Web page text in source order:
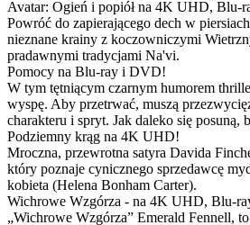
Avatar: Ogień i popiół na 4K UHD, Blu-
Powróć do zapierającego dech w
nieznane krainy z koczowniczymi
pradawnymi tradycjami Na'vi.
Pomocy na Blu-ray i DVD!
W tym tętniącym czarnym humorem
wyspę. Aby przetrwać, muszą
charakteru i spryt. Jak daleko się posuną,
Podziemny krąg na 4K UHD!
Mroczna, przewrotna satyra Davida
który poznaje cynicznego sprzedawcę
kobieta (Helena Bonham Carter).
Wichrowe Wzgórza - na 4K UHD, Blu-
„Wichrowe Wzgórza” Emerald Fennell,